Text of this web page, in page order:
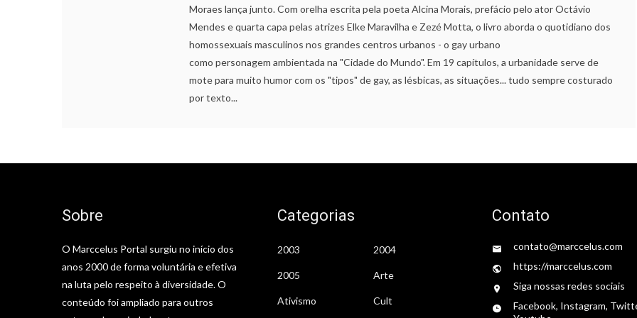
Moraes lança junto. Com orelha escrita pela poeta Alcina Morais, prefácio pelo ator Octávio
Mendes e quarta capa pelas atrizes Elke Maravilha e Zezé Motta, o livro aborda o quotidiano dos
homossexuais masculinos nos grandes centros urbanos - o gay urbano
como personagem ambientada na "Cidade do Mundo". Em 19 capítulos, a urbanidade serve de
mote para muito humor com os "tipos" de gay, as lésbicas, as situações... tudo sempre costurado
por texto...
Sobre
O Marccelus Portal surgiu no início dos
anos 2000 de forma voluntária e efetiva
na luta pelo respeito à diversidade. O
conteúdo foi ampliado para outros
Categorias
2003 2004
2005 Arte
Ativismo Cult
Contato
contato@marccelus.com
https://marccelus.com
Siga nossas redes sociais
Facebook, Instagram,